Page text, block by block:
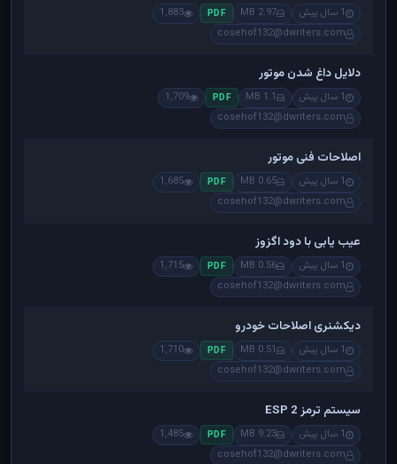
1 سال پیش 2.97 MB
PDF
1,883
cosehof132@dwriters.com
دلایل داغ شدن موتور
1 سال پیش 1.1 MB
PDF
1,709
cosehof132@dwriters.com
اصلاحات فنی موتور
1 سال پیش 0.65 MB
PDF
1,685
cosehof132@dwriters.com
عیب یابی با دود اگزوز
1 سال پیش 0.56 MB
PDF
1,715
cosehof132@dwriters.com
دیکشنری اصلاحات خودرو
1 سال پیش 0.51 MB
PDF
1,710
cosehof132@dwriters.com
سیستم ترمز ESP 2
1 سال پیش 9.23 MB
PDF
1,485
cosehof132@dwriters.com